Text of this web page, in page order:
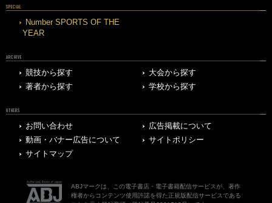
SPECIAL
Number SPORTS OF THE
YEAR
ARCHIVE
競技から探す
大会から探す
著者から探す
学校から探す
OTHERS
お問い合わせ
広告掲載について
動画・バナー広告について
サイトポリシー
サイトマップ
ABJマークは、この電子書店・電子書籍配信サービスが、著作
権者からコンテンツ使用許諾を得た正規版配信サービスである